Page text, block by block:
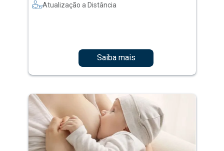
Atualização a Distância
Saiba mais